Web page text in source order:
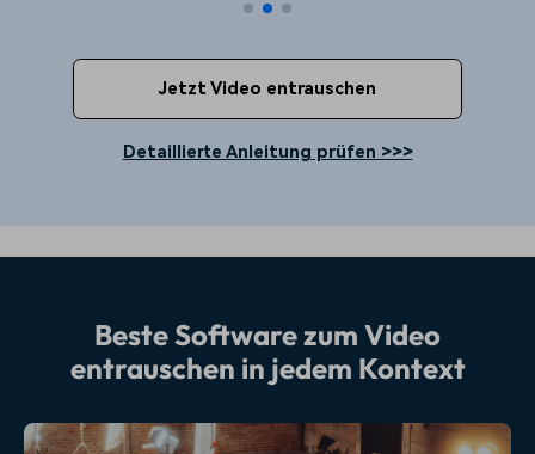
Jetzt Video entrauschen
Detaillierte Anleitung prüfen >>>
Beste Software zum Video
entrauschen in jedem Kontext